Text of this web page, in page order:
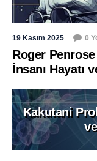
19 Kasım 2025 0
Roger
İnsanı Hayatı
Kakutani